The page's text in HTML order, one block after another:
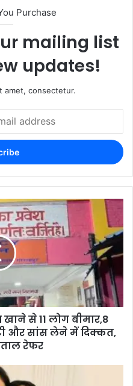
Purchase
mailing list
updates!
amet, consectetur.
से 11 लोग बीमार,8
और सांस लेने में दिक्कत,
रेफर